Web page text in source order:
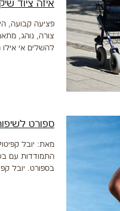
איזה ציוד
פציעה קבועה,
צורה, נוהג,
להשלים אי אילו
ספורט
מאת: יובל
התמודדות עם
בספורט. יובל